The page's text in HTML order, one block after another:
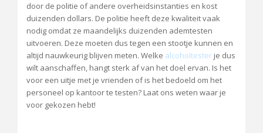
door de politie of andere overheidsinstanties en kost
duizenden dollars. De politie heeft deze kwaliteit vaak
nodig omdat ze maandelijks duizenden ademtesten
uitvoeren. Deze moeten dus tegen een stootje kunnen en
altijd nauwkeurig blijven meten. Welke alcoholtester je dus
wilt aanschaffen, hangt sterk af van het doel ervan. Is het
voor een uitje met je vrienden of is het bedoeld om het
personeel op kantoor te testen? Laat ons weten waar je
voor gekozen hebt!